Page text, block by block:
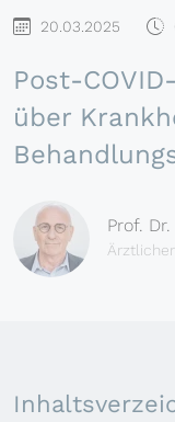
20.03.2025
Post-
über
Prof.